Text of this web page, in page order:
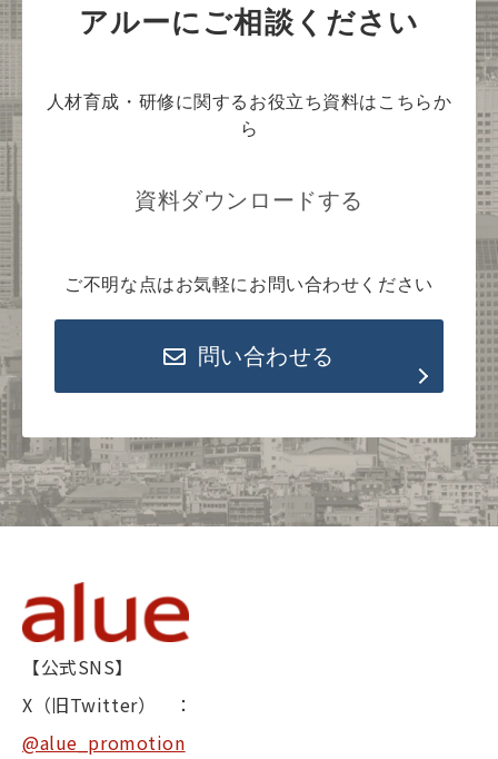
アルーにご相談ください
人材育成・研修に関するお役立ち資料はこちらか
ら
資料ダウンロードする
ご不明な点はお気軽にお問い合わせください
問い合わせる
【公式SNS】
X（旧Twitter） ：
@alue_promotion